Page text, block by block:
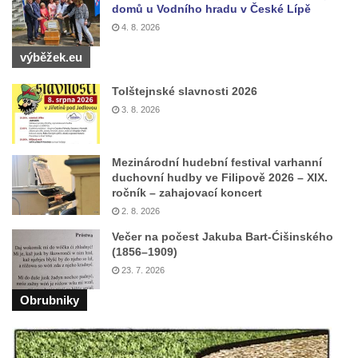
Hrob Josefa Marka na hřbitově v Račicích
Hrob rodiny Fuxovy na hřbitově v Hostíně u
Vojkovic
Hostíně u Vojkovic
Hrob rodiny Schusterovy na hřbitově v
Hostíně u Vojkovic
Hrob rodiny Seidlových z Vraňan na
hřbitově v Lužci nad Vltavou
Hrob rodiny Tichých a Dvořákových na
hřbitově v Lužci nad Vltavou
Hrob rodiny Grosmanovy na hřbitově v
Lužci nad Vltavou
Hrob rodiny Pokorných z Vraňan na
Hrob Karla Krále a Františka Kramaty na
domů u Vodního hradu v České Lípě
4. 8. 2026
výběžek.eu
Tolštejnské slavnosti 2026
3. 8. 2026
Mezinárodní hudební festival varhanní
duchovní hudby ve Filipově 2026 – XIX.
ročník – zahajovací koncert
2. 8. 2026
Večer na počest Jakuba Bart-Ćišinského
(1856–1909)
23. 7. 2026
Obrubniky